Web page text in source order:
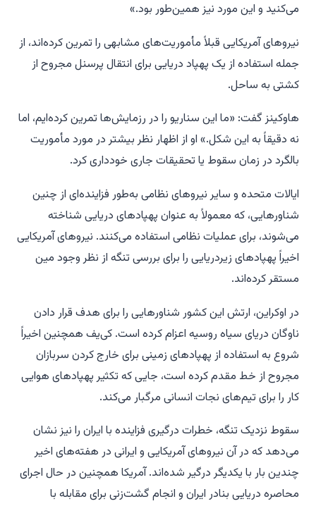
می‌کنید و این مورد نیز همین‌طور بود.»
نیروهای آمریکایی قبلاً مأموریت‌های مشابهی را تمرین کرده‌اند، از
جمله استفاده از یک پهپاد دریایی برای انتقال پرسنل مجروح از
کشتی به ساحل.
هاوکینز گفت: «ما این سناریو را در رزمایش‌ها تمرین کرده‌ایم، اما
نه دقیقاً به این شکل.» او از اظهار نظر بیشتر در مورد مأموریت
بالگرد در زمان سقوط یا تحقیقات جاری خودداری کرد.
ایالات متحده و سایر نیروهای نظامی به‌طور فزاینده‌ای از چنین
شناورهایی، که معمولاً به عنوان پهپادهای دریایی شناخته
می‌شوند، برای عملیات نظامی استفاده می‌کنند. نیروهای آمریکایی
اخیراً پهپادهای زیردریایی را برای بررسی تنگه از نظر وجود مین
مستقر کرده‌اند.
در اوکراین، ارتش این کشور شناورهایی را برای هدف قرار دادن
ناوگان دریای سیاه روسیه اعزام کرده است. کی‌یف همچنین اخیراً
شروع به استفاده از پهپادهای زمینی برای خارج کردن سربازان
مجروح از خط مقدم کرده است، جایی که تکثیر پهپادهای هوایی
کار را برای تیم‌های نجات انسانی مرگبار می‌کند.
سقوط نزدیک تنگه، خطرات درگیری فزاینده با ایران را نیز نشان
می‌دهد که در آن نیروهای آمریکایی و ایرانی در هفته‌های اخیر
چندین بار با یکدیگر درگیر شده‌اند. آمریکا همچنین در حال اجرای
محاصره دریایی بنادر ایران و انجام گشت‌زنی برای مقابله با